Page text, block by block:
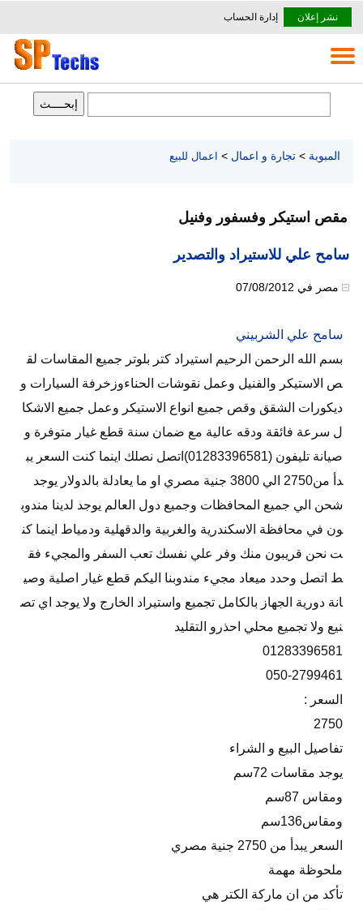
نشر إعلان إدارة الحساب
المبوبة > تجارة و اعمال > اعمال للبيع
مقص استيكر وفسفور وفنيل
سامح علي للاستيراد والتصدير
مصر في 07/08/2012
سامح علي الشربيني
بسم الله الرحمن الرحيم استيراد كتر بلوتر جميع المقاسات لق
ص الاستيكر والفنيل وعمل نقوشات الحناءوزخرفة السيارات و
ديكورات الشقق وقص جميع انواع الاستيكر وعمل جميع الاشكا
ل سرعة فائقة ودقه عالية مع ضمان سنة قطع غيار متوفرة و
صيانة تليفون (01283396581)اتصل نصلك اينما كنت السعر يب
دأ من2750 الي 3800 جنية مصري او ما يعادلة بالدولار يوجد
شحن الي جميع المحافظات وجميع دول العالم يوجد لدينا مندوب
ون في محافظة الاسكندرية والغربية والدقهلية ودمياط اينما كن
ت نحن قريبون منك وفر علي نفسك تعب السفر والمجيء فق
ط اتصل وحدد ميعاد مجيء مندوبنا اليكم قطع غيار اصلية وصي
انة دورية الجهاز بالكامل تجميع واستيراد الخارج ولا يوجد اي تص
نيع ولا تجميع محلي احذرو التقليد
01283396581
050-2799461
السعر :
2750
تفاصيل البيع و الشراء
يوجد مقاسات 72سم
ومقاس 87سم
ومقاس136سم
السعر يبدأ من 2750 جنية مصري
ملحوظة مهمة
تأكد من ان ماركة الكتر هي